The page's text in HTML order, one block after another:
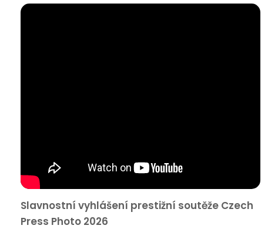
Slavnostní vyhlášení prestižní soutěže Czech
Press Photo 2026